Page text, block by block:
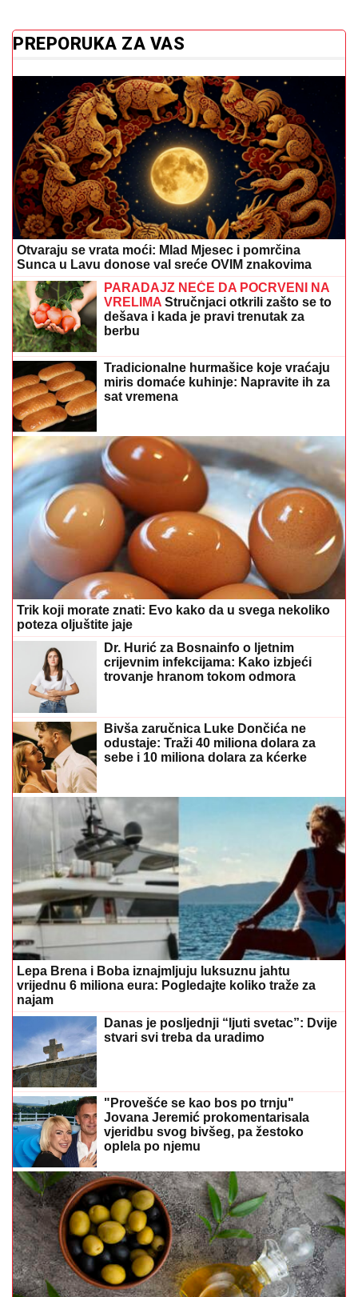
PREPORUKA ZA VAS
Otvaraju se vrata moći: Mlad Mjesec i pomrčina
Sunca u Lavu donose val sreće OVIM znakovima
PARADAJZ NEĆE DA POCRVENI NA
VRELIMA Stručnjaci otkrili zašto se to
dešava i kada je pravi trenutak za
berbu
Tradicionalne hurmašice koje vraćaju
miris domaće kuhinje: Napravite ih za
sat vremena
Trik koji morate znati: Evo kako da u svega nekoliko
poteza oljuštite jaje
Dr. Hurić za Bosnainfo o ljetnim
crijevnim infekcijama: Kako izbjeći
trovanje hranom tokom odmora
Bivša zaručnica Luke Dončića ne
odustaje: Traži 40 miliona dolara za
sebe i 10 miliona dolara za kćerke
Lepa Brena i Boba iznajmljuju luksuznu jahtu
vrijednu 6 miliona eura: Pogledajte koliko traže za
najam
Danas je posljednji “ljuti svetac”: Dvije
stvari svi treba da uradimo
"Provešće se kao bos po trnju"
Jovana Jeremić prokomentarisala
vjeridbu svog bivšeg, pa žestoko
oplela po njemu